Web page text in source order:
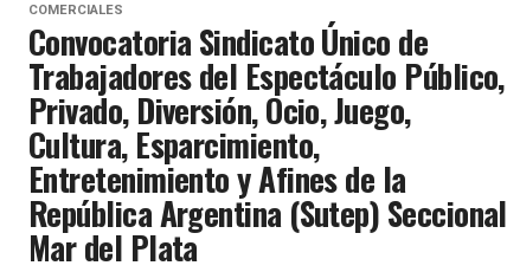
COMERCIALES
Convocatoria Sindicato Único de
Trabajadores del Espectáculo Público,
Privado, Diversión, Ocio, Juego,
Cultura, Esparcimiento,
Entretenimiento y Afines de la
República Argentina (Sutep) Seccional
Mar del Plata